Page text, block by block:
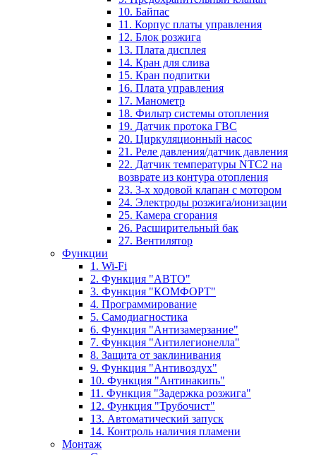
10. Байпас
11. Корпус платы управления
12. Блок розжига
13. Плата дисплея
14. Кран для слива
15. Кран подпитки
16. Плата управления
17. Манометр
18. Фильтр системы отопления
19. Датчик протока ГВС
20. Циркуляционный насос
21. Реле давления/датчик давления
22. Датчик температуры NTC2 на
возврате из контура отопления
23. 3-х ходовой клапан с мотором
24. Электроды розжига/ионизации
25. Камера сгорания
26. Расширительный бак
27. Вентилятор
Функции
1. Wi-Fi
2. Функция "АВТО"
3. Функция "КОМФОРТ"
4. Программирование
5. Самодиагностика
6. Функция "Антизамерзание"
7. Функция "Антилегионелла"
8. Защита от заклинивания
9. Функция "Антивоздух"
10. Функция "Антинакипь"
11. Функция "Задержка розжига"
12. Функция "Трубочист"
13. Автоматический запуск
14. Контроль наличия пламени
Монтаж